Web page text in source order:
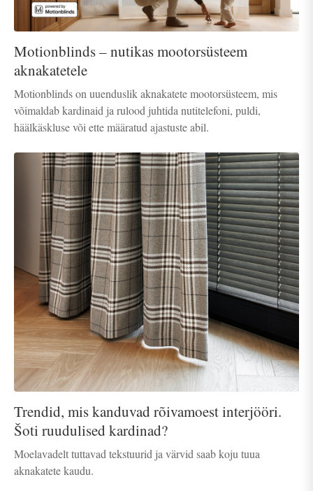
Motionblinds – nutikas mootorsüsteem
aknakatetele
Motionblinds on uuenduslik aknakatete mootorsüsteem, mis
võimaldab kardinaid ja rulood juhtida nutitelefoni, puldi,
häälkäskluse või ette määratud ajastuste abil.
Trendid, mis kanduvad rõivamoest interjööri.
Šoti ruudulised kardinad?
Moelavadelt tuttavad tekstuurid ja värvid saab koju tuua
aknakatete kaudu.